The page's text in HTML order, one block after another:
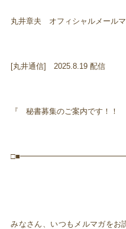
丸井章夫 オフィシャルメール
[丸井通信] 2025.8.19 配信
『 秘書募集のご案内です！！
みなさん、いつもメルマガをお